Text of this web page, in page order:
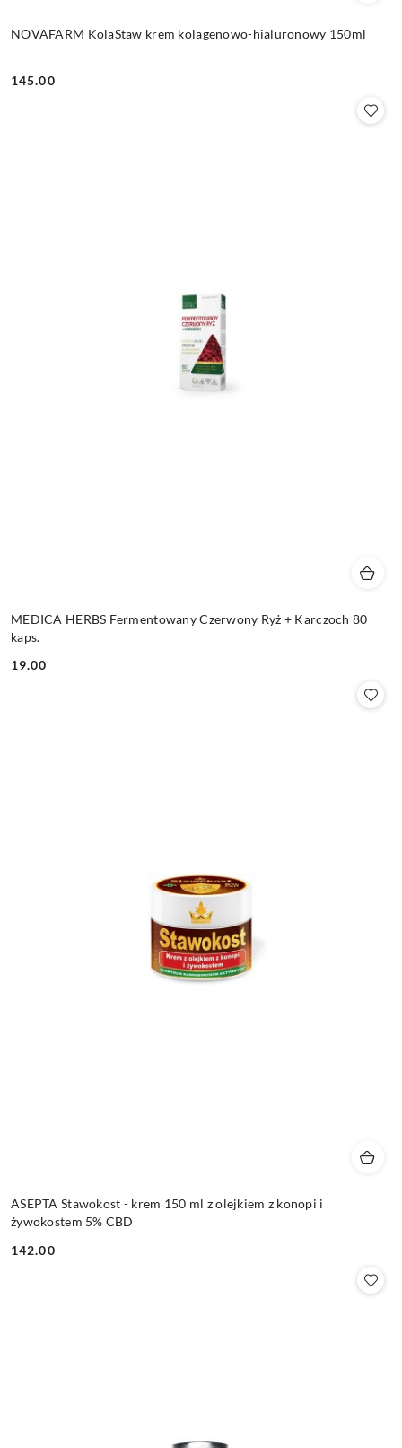
NOVAFARM KolaStaw krem kolagenowo-hialuronowy 150ml
Cena:
145.00
MEDICA HERBS Fermentowany Czerwony Ryż + Karczoch 80
kaps.
Cena:
19.00
ASEPTA Stawokost - krem 150 ml z olejkiem z konopi i
żywokostem 5% CBD
Cena:
142.00